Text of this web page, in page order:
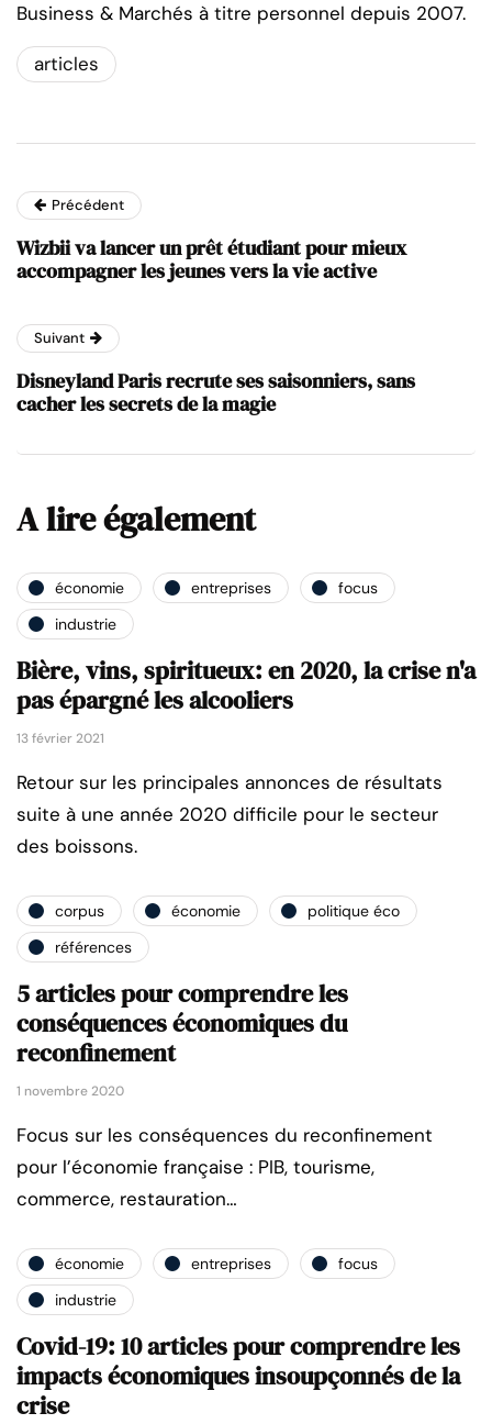
Business & Marchés à titre personnel depuis 2007.
articles
Précédent
Wizbii va lancer un prêt étudiant pour mieux
accompagner les jeunes vers la vie active
Suivant
Disneyland Paris recrute ses saisonniers, sans
cacher les secrets de la magie
A lire également
économie entreprises
focus
industrie
Bière, vins, spiritueux: en 2020, la crise n'a
pas épargné les alcooliers
13 février 2021
Retour sur les principales annonces de résultats
suite à une année 2020 difficile pour le secteur
des boissons.
corpus économie
politique éco
références
5 articles pour comprendre les
conséquences économiques du
reconfinement
1 novembre 2020
Focus sur les conséquences du reconfinement
pour l’économie française : PIB, tourisme,
commerce, restauration…
économie entreprises
focus
industrie
Covid-19: 10 articles pour comprendre les
impacts économiques insoupçonnés de la
crise